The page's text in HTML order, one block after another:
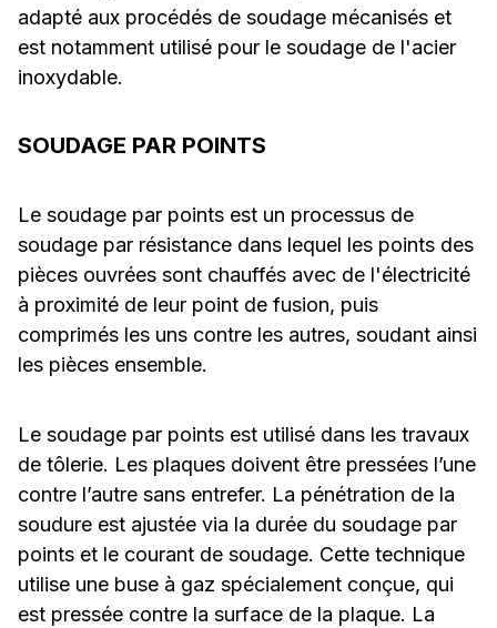
adapté aux procédés de soudage mécanisés et
est notamment utilisé pour le soudage de l'acier
inoxydable.
SOUDAGE PAR POINTS
Le soudage par points est un processus de
soudage par résistance dans lequel les points des
pièces ouvrées sont chauffés avec de l'électricité
à proximité de leur point de fusion, puis
comprimés les uns contre les autres, soudant ainsi
les pièces ensemble.
Le soudage par points est utilisé dans les travaux
de tôlerie. Les plaques doivent être pressées l’une
contre l’autre sans entrefer. La pénétration de la
soudure est ajustée via la durée du soudage par
points et le courant de soudage. Cette technique
utilise une buse à gaz spécialement conçue, qui
est pressée contre la surface de la plaque. La